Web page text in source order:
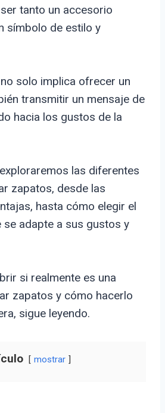
tanto un accesorio
símbolo de estilo y
solo implica ofrecer un
transmitir un mensaje de
hacia los gustos de la
las diferentes
zapatos, desde las
hasta cómo elegir el
adapte a sus gustos y
si realmente es una
zapatos y cómo hacerlo
sigue leyendo.
mostrar